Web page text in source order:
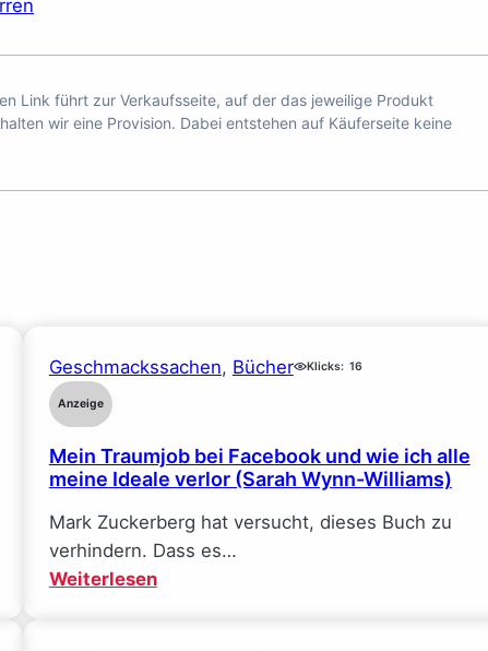
Link führt zur Verkaufsseite, auf der das jeweilige Produkt
wir eine Provision. Dabei entstehen auf Käuferseite keine
Geschmackssachen, Bücher Klicks: 16
Anzeige
Mein Traumjob bei Facebook und wie ich alle
meine Ideale verlor (Sarah Wynn-Williams)
Mark Zuckerberg hat versucht, dieses Buch zu
verhindern. Dass es…
Weiterlesen: